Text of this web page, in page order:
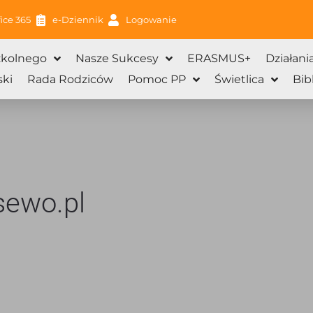
365 e-Dziennik Logowanie
Nasze Sukcesy ERASMUS+
Rada Rodziców Pomoc PP Świetlica